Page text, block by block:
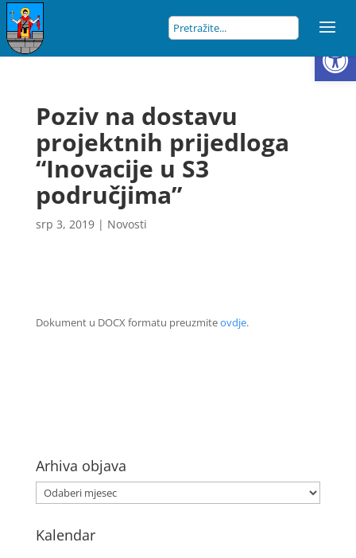
Poziv na dostavu
projektnih prijedloga
“Inovacije u S3
područjima”
srp 3, 2019| Novosti
Dokument u DOCX formatu preuzmiteovdje.
Arhiva objava
Kalendar